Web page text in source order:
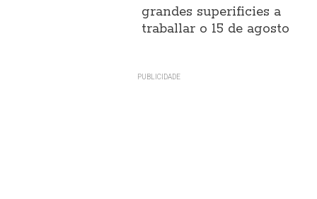
grandes superificies a
traballar o 15 de agosto